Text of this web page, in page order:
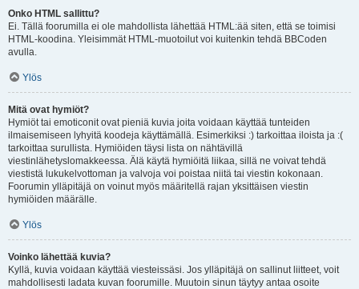
Onko HTML sallittu?
Ei. Tällä foorumilla ei ole mahdollista lähettää HTML:ää siten, että se toimisi
HTML-koodina. Yleisimmät HTML-muotoilut voi kuitenkin tehdä BBCoden
avulla.
Ylös
Mitä ovat hymiöt?
Hymiöt tai emoticonit ovat pieniä kuvia joita voidaan käyttää tunteiden
ilmaisemiseen lyhyitä koodeja käyttämällä. Esimerkiksi :) tarkoittaa iloista ja :(
tarkoittaa surullista. Hymiöiden täysi lista on nähtävillä
viestinlähetyslomakkeessa. Älä käytä hymiöitä liikaa, sillä ne voivat tehdä
viestistä lukukelvottoman ja valvoja voi poistaa niitä tai viestin kokonaan.
Foorumin ylläpitäjä on voinut myös määritellä rajan yksittäisen viestin
hymiöiden määrälle.
Ylös
Voinko lähettää kuvia?
Kyllä, kuvia voidaan käyttää viesteissäsi. Jos ylläpitäjä on sallinut liitteet, voit
mahdollisesti ladata kuvan foorumille. Muutoin sinun täytyy antaa osoite